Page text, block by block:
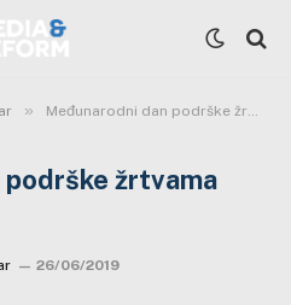
» Međunarodni dan podrške žrtvama torture
žrtvama
26/06/2019